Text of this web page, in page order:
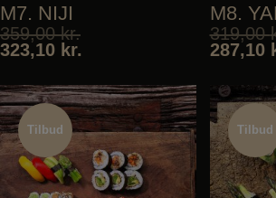
M7. NIJI
359,00kr.
323,10 kr.
M8.
319,00
287,10
Tilbud
Tilbud
Tilbud
Tilbud